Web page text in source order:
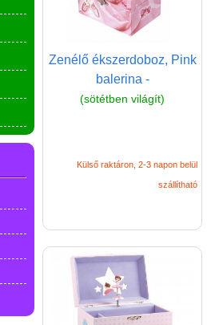
Zenélő ékszerdoboz, Pink
balerina -
(sötétben világít)
Külső raktáron, 2-3 napon belül
szállítható